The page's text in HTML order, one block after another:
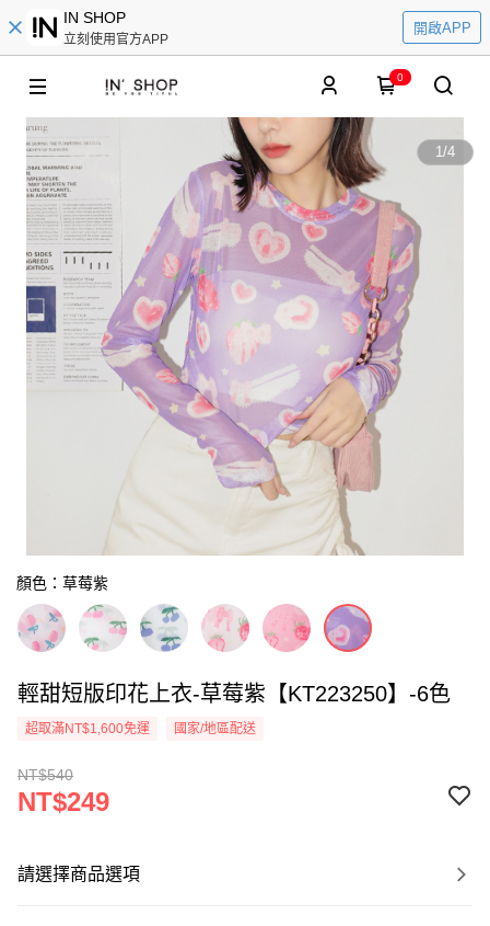
IN SHOP
立刻使用官方APP
開啟APP
0
1/4
顏色：草莓紫
輕甜短版印花上衣-草莓紫【KT223250】-6色
超取滿NT$1,600免運 國家/地區配送
NT$540
NT$249
請選擇商品選項